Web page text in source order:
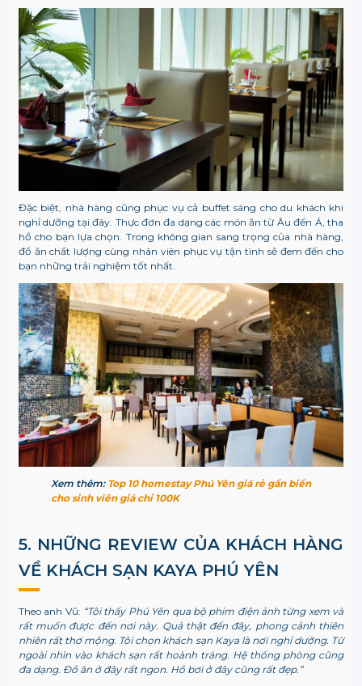
Đặc biệt, nhà hàng cũng phục vụ cả buffet sáng cho du khách khi
nghỉ dưỡng tại đây. Thực đơn đa dạng các món ăn từ Âu đến Á, tha
hồ cho bạn lựa chọn. Trong không gian sang trọng của nhà hàng,
đồ ăn chất lượng cùng nhân viên phục vụ tận tình sẽ đem đến cho
bạn những trải nghiệm tốt nhất.
Xem thêm: Top 10 homestay Phú Yên giá rẻ gần biển
cho sinh viên giá chỉ 100K
5. NHỮNG REVIEW CỦA KHÁCH HÀNG
VỀ KHÁCH SẠN KAYA PHÚ YÊN
Theo anh Vũ: “Tôi thấy Phú Yên qua bộ phim điện ảnh từng xem và
rất muốn được đến nơi này. Quả thật đến đây, phong cảnh thiên
nhiên rất thơ mộng. Tôi chọn khách sạn Kaya là nơi nghỉ dưỡng. Từ
ngoài nhìn vào khách sạn rất hoành tráng. Hệ thống phòng cũng
đa dạng. Đồ ăn ở đây rất ngon. Hồ bơi ở đây cũng rất đẹp.”